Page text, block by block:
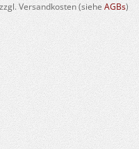
Versandkosten (siehe AGBs)